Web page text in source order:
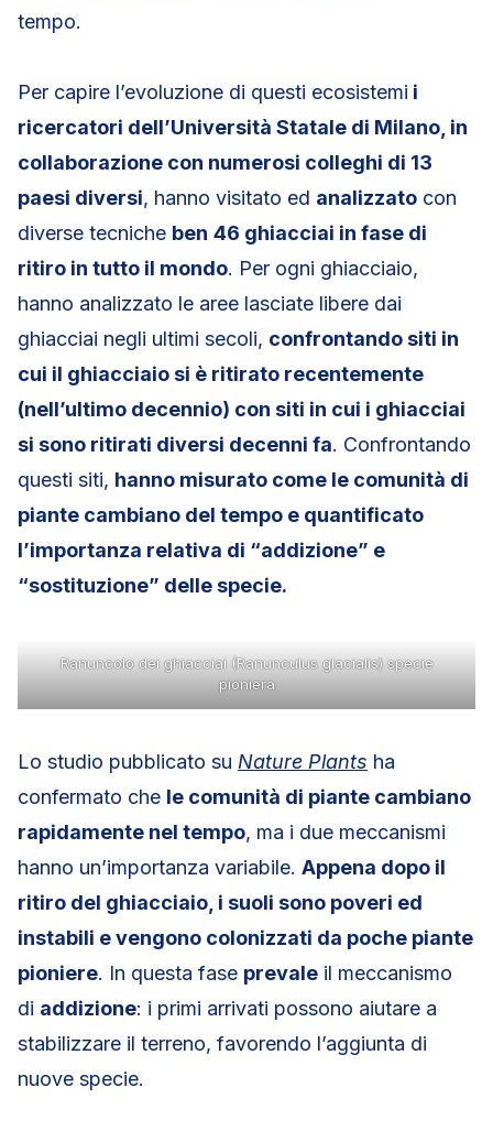
tempo.
Per capire l’evoluzione di questi ecosistemi i
ricercatori dell’Università Statale di Milano, in
collaborazione con numerosi colleghi di 13
paesi diversi, hanno visitato ed analizzato con
diverse tecniche ben 46 ghiacciai in fase di
ritiro in tutto il mondo. Per ogni ghiacciaio,
hanno analizzato le aree lasciate libere dai
ghiacciai negli ultimi secoli, confrontando siti in
cui il ghiacciaio si è ritirato recentemente
(nell’ultimo decennio) con siti in cui i ghiacciai
si sono ritirati diversi decenni fa. Confrontando
questi siti, hanno misurato come le comunità di
piante cambiano del tempo e quantificato
l’importanza relativa di “addizione” e
“sostituzione” delle specie.
Ranuncolo dei ghiacciai (Ranunculus glacialis) specie
pioniera
Lo studio pubblicato su Nature Plants ha
confermato che le comunità di piante cambiano
rapidamente nel tempo, ma i due meccanismi
hanno un’importanza variabile. Appena dopo il
ritiro del ghiacciaio, i suoli sono poveri ed
instabili e vengono colonizzati da poche piante
pioniere. In questa fase prevale il meccanismo
di addizione: i primi arrivati possono aiutare a
stabilizzare il terreno, favorendo l’aggiunta di
nuove specie.